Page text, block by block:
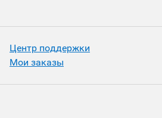
Центр поддержки
Мои заказы